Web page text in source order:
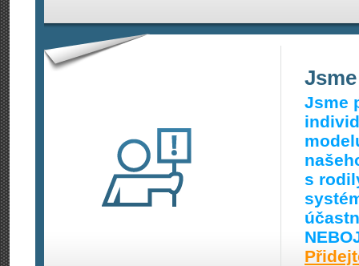
Jsme
s